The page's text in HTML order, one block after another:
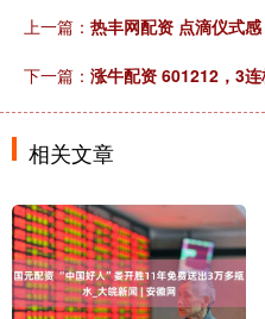
上一篇： 热丰网配资 点滴仪式
下一篇： 涨牛配资 601212，3
相关文章